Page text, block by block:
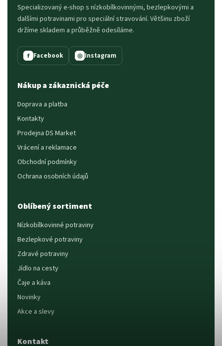
Specializovaný e-shop s nízkobílkovinnými, bezlepkovými a
dalšími potravinami pro speciální stravování. Většinu zboží
držíme skladem a průběžně odesíláme.
f Facebook ◎ Instagram
Nákup a zákaznická péče
Doprava a platba
Kontakty
Prodejna DS Market
Vrácení a reklamace
Obchodní podmínky
Ochrana osobních údajů
Oblíbený sortiment
Nízkobílkovinné potraviny
Bezlepkové potraviny
Zdravé potraviny
Jídlo na cesty
Čaje a káva
Novinky
Akce a slevy
Kontakt